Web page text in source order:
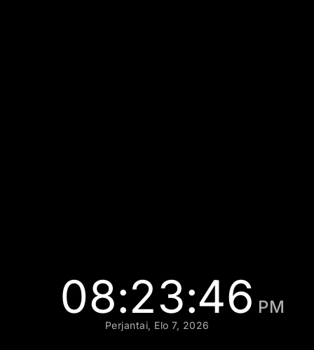
08:23:47 PM
Perjantai, Elo 7, 2026